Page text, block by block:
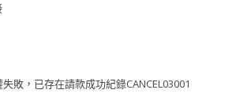
敗，已存在請款成功紀錄CANCEL03001